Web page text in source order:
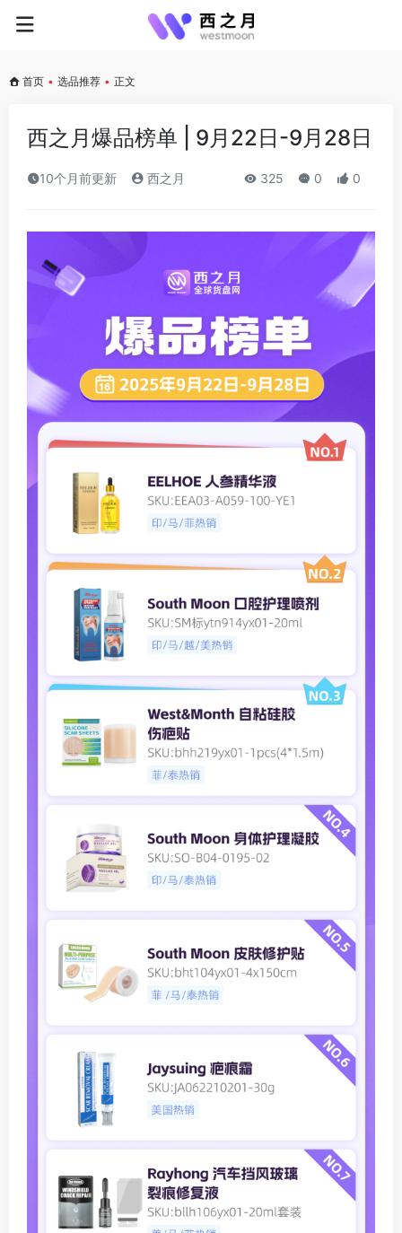
首页 • 选品推荐 • 正文
西之月爆品榜单 | 9月22日-9月28日
10个月前更新 西之月 325 0 0